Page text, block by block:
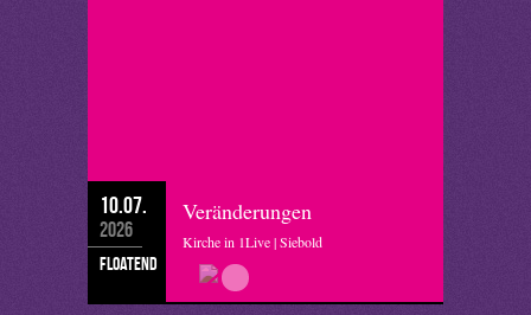
10.07.
2026
floatend
Veränderungen
Kirche in 1Live | Siebold